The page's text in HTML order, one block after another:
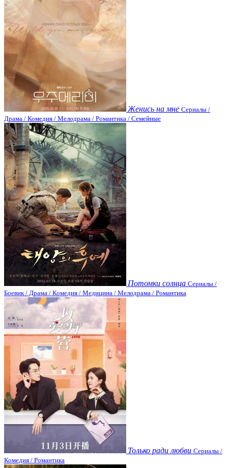
Женись на мне Сериалы /
Драма / Комедия / Мелодрама / Романтика / Семейные
Потомки солнца Сериалы /
Боевик / Драма / Комедия / Медицина / Мелодрама / Романтика
Только ради любви Сериалы /
Комедия / Романтика